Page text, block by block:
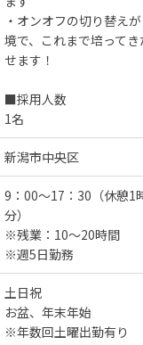
・オンオフの切り替え
境で、これまで培って
せます！
■採用人数
1名
新潟市中央区
9：00～17：30（休憩1
分）
※残業：10～20時間
※週5日勤務
土日祝
お盆、年末年始
※年数回土曜出勤有り